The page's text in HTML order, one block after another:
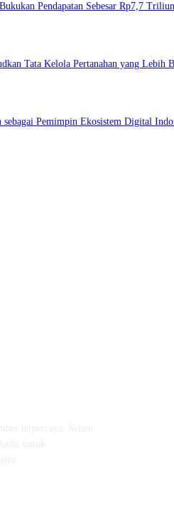
Pendapatan Sebesar Rp7,7 Triliun
Tata Kelola Pertanahan yang Lebih
Pemimpin Ekosistem Digital